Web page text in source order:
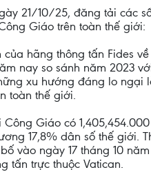
21/10/25, đăng tải các
Giáo trên toàn thế giới:
hãng thông tấn Fides về
nay so sánh năm 2023
xu hướng đáng lo ngại
toàn thế giới.
Giáo có
17,8% dân số thế giới.
vào ngày 17 tháng 10
tấn trực thuộc Vatican.